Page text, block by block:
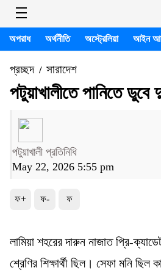
অপরাধ অর্থনীতি অস্ট্রেলিয়া আইন
প্রচ্ছদ/ সারাদেশ
পটুয়াখালীতে পা‌নিতে ডুবে
পটুয়াখালী প্রতিনিধি
May 22, 2026 5:55 pm
ফ+ ফ- ফ
লামিয়া শহরের দারুন নাজাত প্রি-
শ্রেণির শিক্ষার্থী ছিল। সেফা মনি ছিল